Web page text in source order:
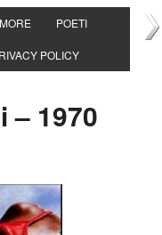
POETI
POLICY
– 1970